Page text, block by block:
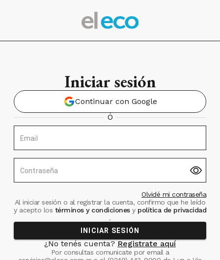
Iniciar sesión
Continuar con Google
Ó
Email
Contraseña
Olvidé mi contraseña
Al iniciar sesión o al registrar la cuenta, confirmo que he leído
y acepto los términos y condiciones ypolítica de privacidad
.
INICIAR SESIÓN
¿No tenés cuenta? Registrate aquí
Por consultas comunicate por email a